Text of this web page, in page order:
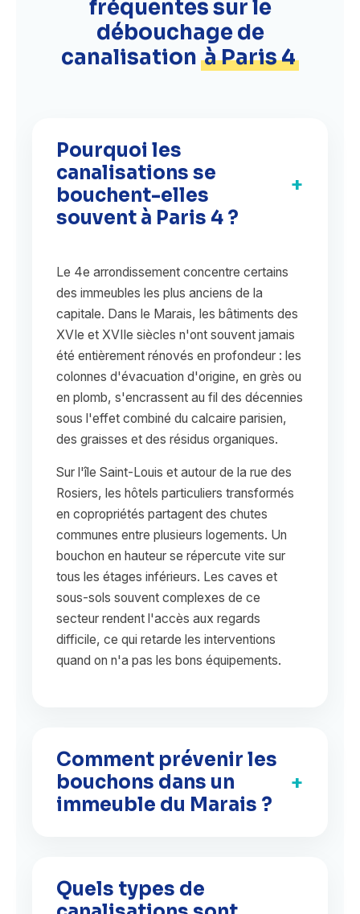
fréquentes sur le
débouchage de
canalisation à Paris 4
Pourquoi les
canalisations se
bouchent-elles
souvent à Paris 4 ?
+
Le 4e arrondissement concentre certains
des immeubles les plus anciens de la
capitale. Dans le Marais, les bâtiments des
XVIe et XVIIe siècles n'ont souvent jamais
été entièrement rénovés en profondeur : les
colonnes d'évacuation d'origine, en grès ou
en plomb, s'encrassent au fil des décennies
sous l'effet combiné du calcaire parisien,
des graisses et des résidus organiques.
Sur l'île Saint-Louis et autour de la rue des
Rosiers, les hôtels particuliers transformés
en copropriétés partagent des chutes
communes entre plusieurs logements. Un
bouchon en hauteur se répercute vite sur
tous les étages inférieurs. Les caves et
sous-sols souvent complexes de ce
secteur rendent l'accès aux regards
difficile, ce qui retarde les interventions
quand on n'a pas les bons équipements.
Comment prévenir les
bouchons dans un
immeuble du Marais ?
+
du 4e arrondissement, les canalisations
tolèrent mal les mauvaises habitudes du
Quels types de